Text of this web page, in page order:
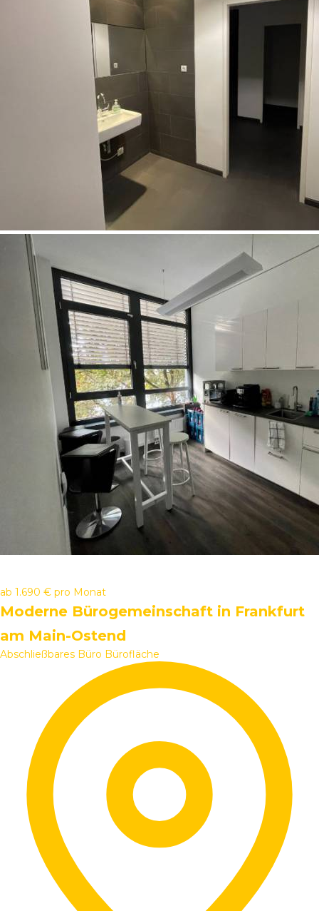
ab 1.690 € pro Monat
Moderne Bürogemeinschaft in Frankfurt
am Main-Ostend
Abschließbares Büro Bürofläche